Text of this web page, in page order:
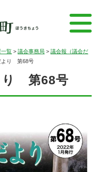
一覧 > 議会事務局 > 議会報（議会だ
より 第68号
り 第68号